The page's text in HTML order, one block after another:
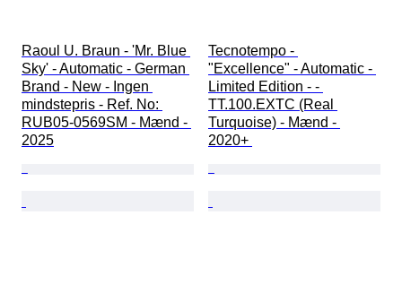
Raoul U. Braun - 'Mr. Blue
Sky' - Automatic - German
Brand - New - Ingen
mindstepris - Ref. No:
RUB05-0569SM - Mænd -
2025
Tecnotempo -
"Excellence" - Automatic -
Limited Edition - -
TT.100.EXTC (Real
Turquoise) - Mænd -
2020+